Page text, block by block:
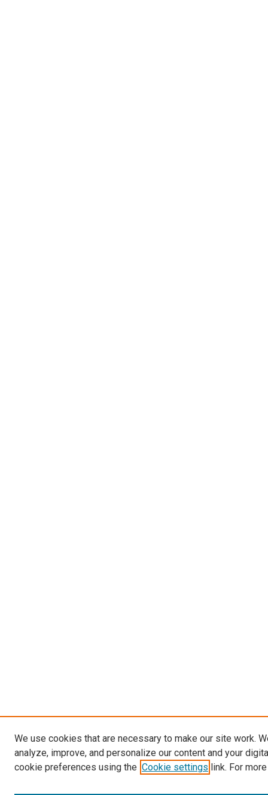
We use cookies that are necessary to make our site work.
analyze, improve, and personalize our content and your
cookie preferences using the Cookie settings link. For